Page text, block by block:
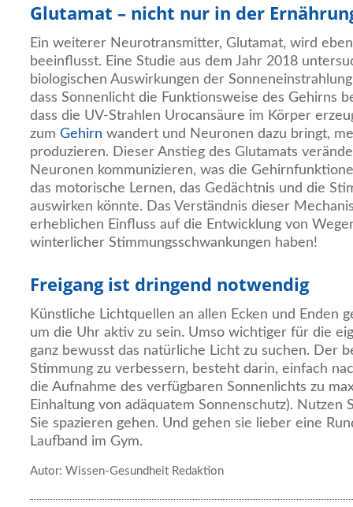
Glutamat – nicht nur in der
Ein weiterer Neurotransmitter, Glutamat, wird
beeinflusst. Eine Studie aus dem Jahr 2018
biologischen Auswirkungen der
dass Sonnenlicht die Funktionsweise des Gehirns
dass die UV-Strahlen Urocansäure im Körper
zum Gehirn wandert und Neuronen dazu bringt,
produzieren. Dieser Anstieg des Glutamats
Neuronen kommunizieren, was die
das motorische Lernen, das Gedächtnis und die
auswirken könnte. Das Verständnis dieser
erheblichen Einfluss auf die Entwicklung von
winterlicher Stimmungsschwankungen haben!
Freigang ist dringend notwendig
Künstliche Lichtquellen an allen Ecken und Enden
um die Uhr aktiv zu sein. Umso wichtiger für die
ganz bewusst das natürliche Licht zu suchen. Der
Stimmung zu verbessern, besteht darin, einfach
die Aufnahme des verfügbaren Sonnenlichts zu
Einhaltung von adäquatem Sonnenschutz). Nutzen
Sie spazieren gehen. Und gehen sie lieber eine
Laufband im Gym.
Autor: Wissen-Gesundheit Redaktion